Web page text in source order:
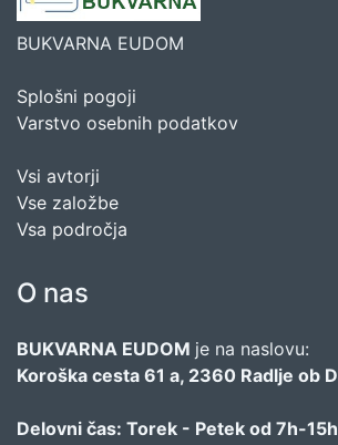
BUKVARNA EUDOM
Splošni pogoji
Varstvo osebnih podatkov
Vsi avtorji
Vse založbe
Vsa področja
O nas
BUKVARNA EUDOM je na naslovu:
Koroška cesta 61 a, 2360 Radlje ob
Delovni čas: Torek - Petek od 7h-